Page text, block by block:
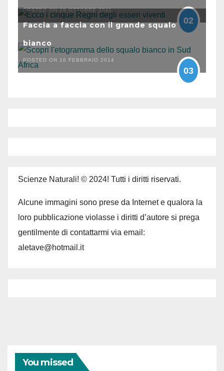
POSTED ON 29 OTTOBRE 2011
02
Faccia a faccia con il grande squalo
bianco
POSTED ON 10 FEBBRAIO 2014
03
Scienze Naturali! © 2024! Tutti i diritti riservati.
Alcune immagini sono prese da Internet e qualora la
loro pubblicazione violasse i diritti d’autore si prega
gentilmente di contattarmi via email:
aletave@hotmail.it
You missed